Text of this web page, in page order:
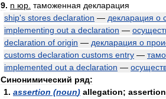
9. n юр таможенная декларация
ship's stores declaration — декларация о
implementing out a declaration —
declaration of origin — декларация о
customs declaration customs entry —
implemented out a declaration —
Синонимический ряд:
1. assertion (noun) allegation; assertion